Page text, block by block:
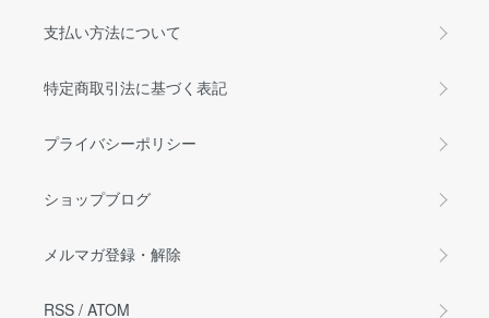
支払い方法について
特定商取引法に基づく表記
プライバシーポリシー
ショップブログ
メルマガ登録・解除
RSS / ATOM